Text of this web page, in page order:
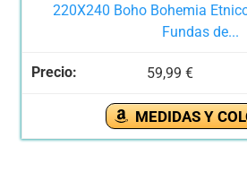
220X240 Boho Bohemia
Fundas de...
59,99 €
MEDIDAS Y